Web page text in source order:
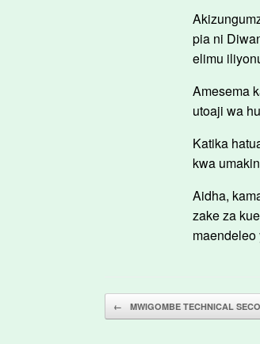
pia ni
elimu
Amesema
utoaji wa
Katika
kwa
Aidha,
zake za
Post navigation
← MWIGOMBE TECHNICAL